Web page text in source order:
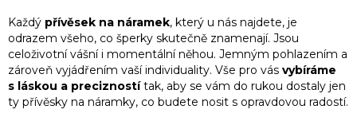
i
s
u
Každý přívěsek na náramek, který u nás najdete, je
odrazem všeho, co šperky skutečně znamenají. Jsou
celoživotní vášní i momentální něhou. Jemným pohlazením a
zároveň vyjádřením vaší individuality. Vše pro vás vybíráme
s láskou a preciznostítak, aby se vám do rukou dostaly jen
ty přívěsky na náramky, co budete nosit s opravdovou radostí.